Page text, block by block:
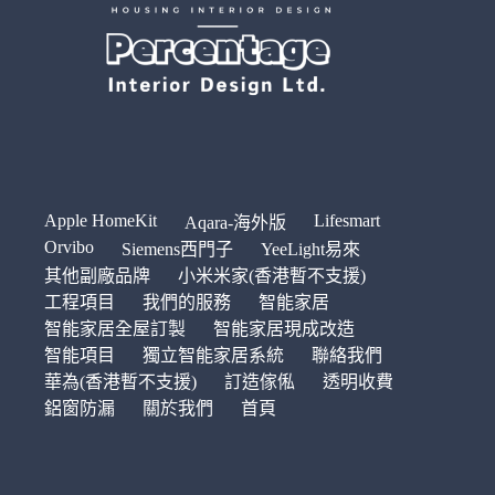
Apple HomeKit Aqara-海外版
Lifesmart
Orvibo
Siemens西門子
YeeLight易來
其他副廠品牌
小米米家(香港暫不支援)
工程項目
我們的服務
智能家居
智能家居全屋訂製
智能家居現成改造
智能項目
獨立智能家居系統
聯絡我們
華為(香港暫不支援)
訂造傢俬
透明收費
鋁窗防漏
關於我們 首頁